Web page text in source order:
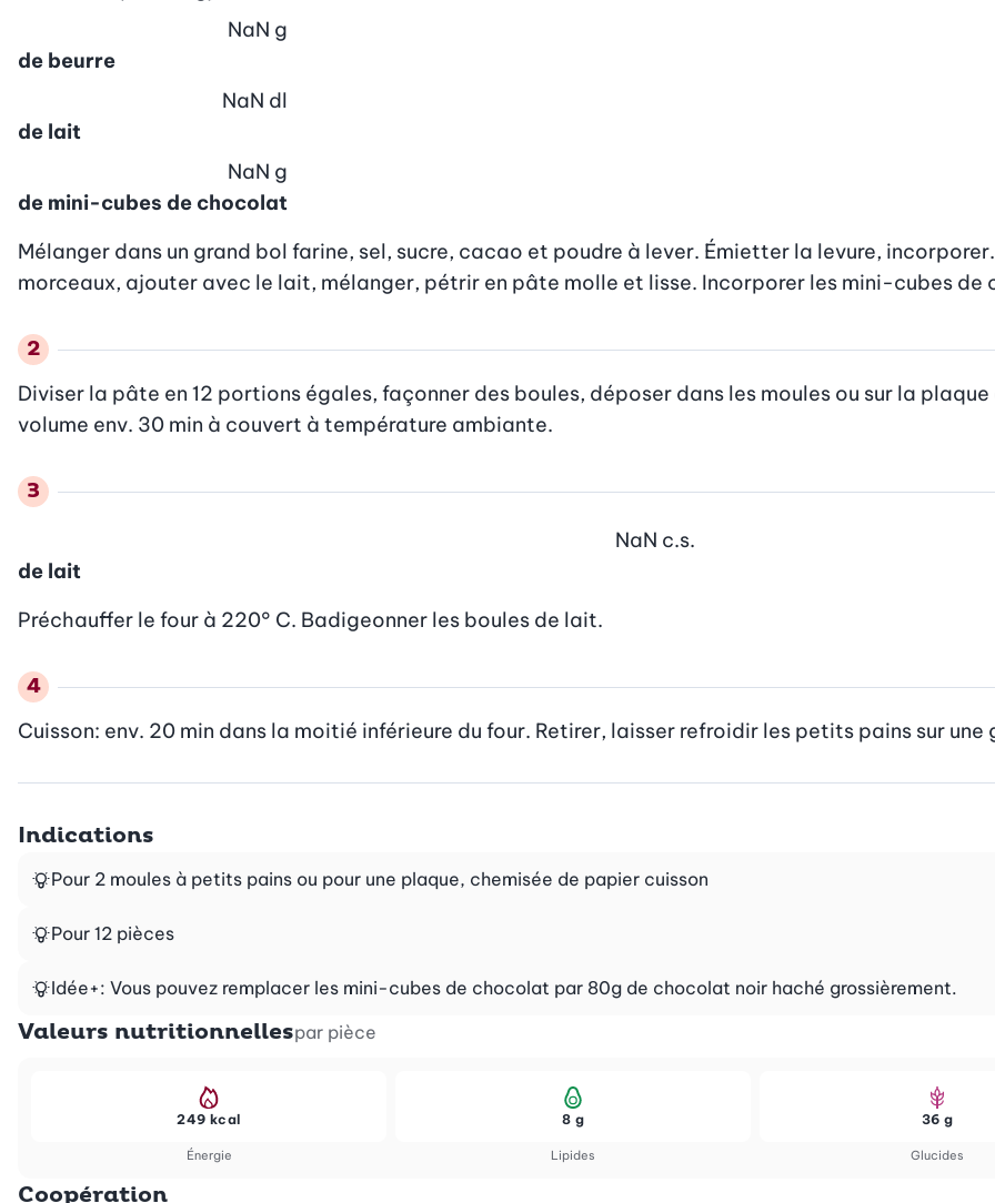
de beurre
NaN g
de lait
NaN dl
de mini-cubes de chocolat
NaN g
Mélanger dans un grand bol farine, sel, sucre, cacao et poudre à lever. Émietter la levure,
morceaux, ajouter avec le lait, mélanger, pétrir en pâte molle et lisse. Incorporer les mini-cubes
Diviser la pâte en 12 portions égales, façonner des boules, déposer dans les moules ou sur la
volume env. 30 min à couvert à température ambiante.
de lait
NaN c.s.
Préchauffer le four à 220° C. Badigeonner les boules de lait.
Cuisson: env. 20 min dans la moitié inférieure du four. Retirer, laisser refroidir les petits pains sur une
Indications
Pour 2 moules à petits pains ou pour une plaque, chemisée de papier cuisson
Pour 12 pièces
Idée+: Vous pouvez remplacer les mini-cubes de chocolat par 80g de chocolat noir haché grossièrement.
Valeurs nutritionnellespar pièce
Énergie
249 kcal
Lipides
8 g
Glucides
36 g
Coopération